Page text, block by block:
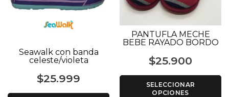
Seawalk con banda
celeste/violeta
$25.999
PANTUFLA MECHE
BEBE RAYADO BORDO
$25.900
SELECCIONAR
OPCIONES